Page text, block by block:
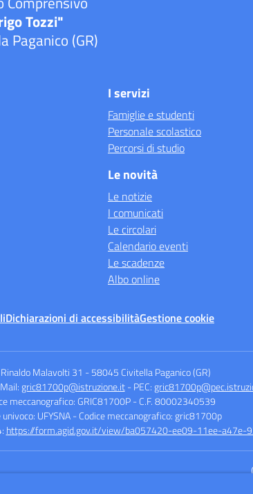
Tozzi"
Paganico (GR)
I servizi
Famiglie e studenti
Personale scolastico
Percorsi di studio
Le novità
Le notizie
I comunicati
Le circolari
Calendario eventi
Le scadenze
Albo online
Dichiarazioni di accessibilitàGestione cookie
Malavolti 31 - 58045 Civitella Paganico (GR)
gric81700p@istruzione.it - PEC:
meccanografico: GRIC81700P - C.F. 80002340539
univoco: UFYSNA- Codice meccanografico: gric81700p
https://form.agid.gov.it/view/ba057420-ee09-11ee-a47e-